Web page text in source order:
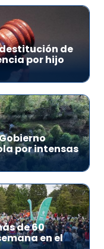
de
por hijo
por intensas
de 60
en el